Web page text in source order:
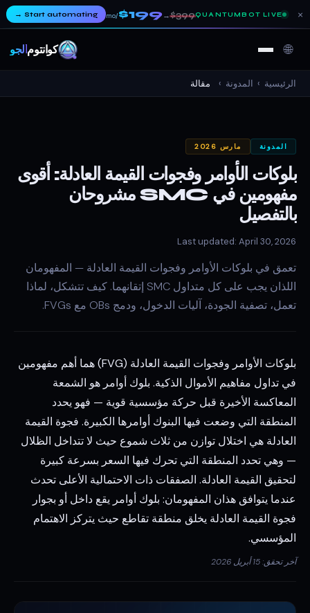
QUANTUMBOT LIVE
$399
→
$199
/mo
Start automating
→ ×
كوانتومألجو 🌐
الرئيسية › المدونة › مقالة
المدونة مارس 2026
بلوكات الأوامر وفجوات القيمة العادلة: أقوى
مفهومين في SMC مشروحان
بالتفصيل
Last updated: April 30, 2026
تعمق في بلوكات الأوامر وفجوات القيمة العادلة — المفهومان
اللذان يجب على كل متداول SMC إتقانهما. كيف تتشكل، لماذا
تعمل، تصفية الجودة، آليات الدخول، ودمج OBs مع FVGs.
بلوكات الأوامر وفجوات القيمة العادلة (FVG) هما أهم مفهومين
في تداول مفاهيم الأموال الذكية. بلوك أوامر هو الشمعة
المعاكسة الأخيرة قبل حركة مؤسسية قوية — فهو يحدد
المنطقة التي وضعت فيها البنوك أوامرها الكبيرة. فجوة القيمة
العادلة هي اختلال توازن من ثلاث شموع حيث لا تتداخل الظلال
— وهي تحدد المنطقة التي تحرك فيها السعر بسرعة كبيرة
لتحقيق القيمة العادلة. الصفقات ذات الاحتمالية الأعلى تحدث
عندما يتوافق هذان المفهومان: بلوك أوامر يقع داخل أو بجوار
فجوة القيمة العادلة يخلق منطقة تقاطع حيث يتركز الاهتمام
المؤسسي.
آخر تحقق: 15 أبريل 2026